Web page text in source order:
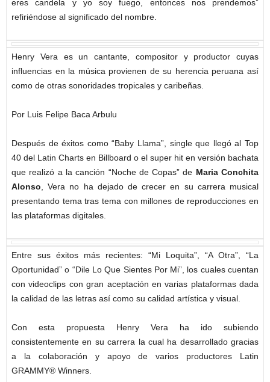
eres candela y yo soy fuego, entonces nos prendemos”
refiriéndose al significado del nombre.
Henry Vera es un cantante, compositor y productor cuyas
influencias en la música provienen de su herencia peruana así
como de otras sonoridades tropicales y caribeñas.
Por Luis Felipe Baca Arbulu
Después de éxitos como “Baby Llama”, single que llegó al Top
40 del Latin Charts en Billboard o el super hit en versión bachata
que realizó a la canción “Noche de Copas” de Maria Conchita
Alonso, Vera no ha dejado de crecer en su carrera musical
presentando tema tras tema con millones de reproducciones en
las plataformas digitales.
Entre sus éxitos más recientes: “Mi Loquita”, “A Otra”, “La
Oportunidad” o “Dile Lo Que Sientes Por Mi”, los cuales cuentan
con videoclips con gran aceptación en varias plataformas dada
la calidad de las letras así como su calidad artística y visual.
Con esta propuesta Henry Vera ha ido subiendo
consistentemente en su carrera la cual ha desarrollado gracias
a la colaboración y apoyo de varios productores Latin
GRAMMY® Winners.